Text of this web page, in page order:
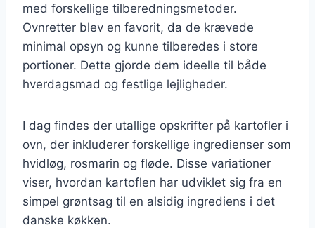
med forskellige tilberedningsmetoder.
Ovnretter blev en favorit, da de krævede
minimal opsyn og kunne tilberedes i store
portioner. Dette gjorde dem ideelle til både
hverdagsmad og festlige lejligheder.
I dag findes der utallige opskrifter på kartofler i
ovn, der inkluderer forskellige ingredienser som
hvidløg, rosmarin og fløde. Disse variationer
viser, hvordan kartoflen har udviklet sig fra en
simpel grøntsag til en alsidig ingrediens i det
danske køkken.